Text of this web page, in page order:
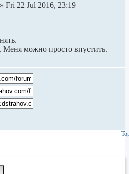
» Fri 22 Jul 2016, 23:19
можно просто впустить.